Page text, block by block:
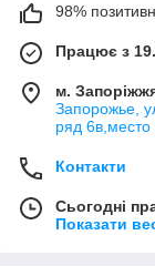
98%
Працює з
м.
Запорожье,
ряд 6в,место
Контакти
Сьогодні
Показати